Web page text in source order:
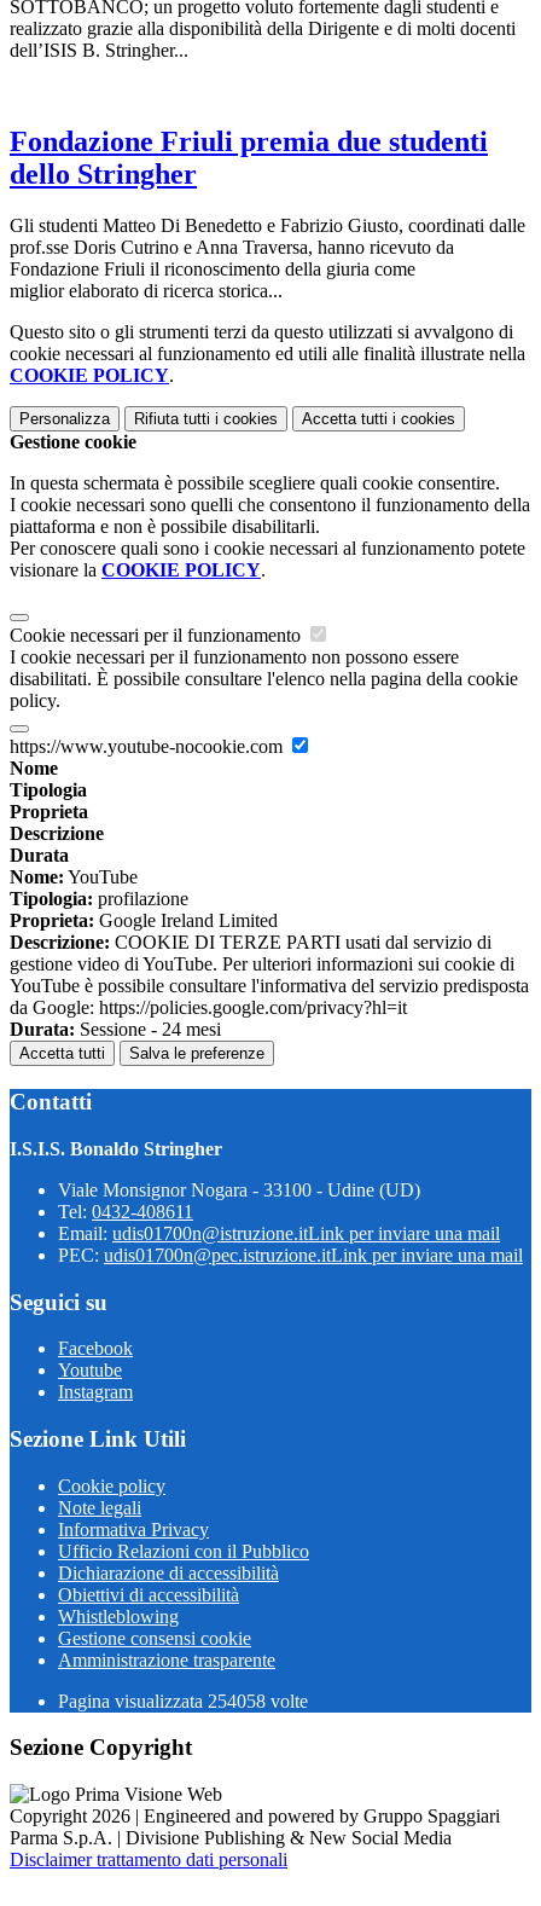
SOTTOBANCO; un progetto voluto fortemente dagli studenti e
realizzato grazie alla disponibilità della Dirigente e di molti docenti
dell’ISIS B. Stringher...
Fondazione Friuli premia due studenti
dello Stringher
Gli studenti Matteo Di Benedetto e Fabrizio Giusto, coordinati dalle
prof.sse Doris Cutrino e Anna Traversa, hanno ricevuto da
Fondazione Friuli il riconoscimento della giuria come
miglior elaborato di ricerca storica...
Questo sito o gli strumenti terzi da questo utilizzati si avvalgono di
cookie necessari al funzionamento ed utili alle finalità illustrate nella
COOKIE POLICY.
Personalizza Rifiuta tutti i cookies Accetta tutti i cookies
Gestione cookie
In questa schermata è possibile scegliere quali cookie consentire.
I cookie necessari sono quelli che consentono il funzionamento della
piattaforma e non è possibile disabilitarli.
Per conoscere quali sono i cookie necessari al funzionamento potete
visionare la COOKIE POLICY.
Cookie necessari per il funzionamento
I cookie necessari per il funzionamento non possono essere
disabilitati. È possibile consultare l'elenco nella pagina della cookie
policy.
https://www.youtube-nocookie.com
Nome
Tipologia
Proprieta
Descrizione
Durata
Nome: YouTube
Tipologia: profilazione
Proprieta: Google Ireland Limited
Descrizione: COOKIE DI TERZE PARTI usati dal servizio di
gestione video di YouTube. Per ulteriori informazioni sui cookie di
YouTube è possibile consultare l'informativa del servizio predisposta
da Google: https://policies.google.com/privacy?hl=it
Durata: Sessione - 24 mesi
Accetta tutti Salva le preferenze
Contatti
I.S.I.S. Bonaldo Stringher
Viale Monsignor Nogara - 33100 - Udine (UD)
Tel: 0432-408611
Email: udis01700n@istruzione.itLink per inviare una mail
PEC: udis01700n@pec.istruzione.itLink per inviare una mail
Seguici su
Facebook
Youtube
Instagram
Sezione Link Utili
Cookie policy
Note legali
Informativa Privacy
Ufficio Relazioni con il Pubblico
Dichiarazione di accessibilità
Obiettivi di accessibilità
Whistleblowing
Gestione consensi cookie
Amministrazione trasparente
Pagina visualizzata 254058 volte
Sezione Copyright
Copyright 2026 | Engineered and powered by Gruppo Spaggiari
Parma S.p.A. | Divisione Publishing & New Social Media
Disclaimer trattamento dati personali